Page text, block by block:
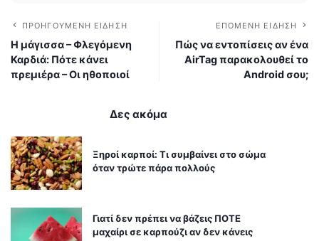
ΠΡΟΗΓΟΎΜΕΝΗ ΕΊΔΗΣΗ
Η μάγισσα – Φλεγόμενη
Καρδιά: Πότε κάνει
πρεμιέρα – Οι ηθοποιοί
ΕΠΌΜΕΝΗ ΕΊΔΗΣΗ
Πώς να εντοπίσεις αν ένα
AirTag παρακολουθεί το
Android σου;
Δες ακόμα
Ξηροί καρποί: Τι συμβαίνει στο σώμα
όταν τρώτε πάρα πολλούς
Γιατί δεν πρέπει να βάζεις ΠΟΤΕ
μαχαίρι σε καρπούζι αν δεν κάνεις